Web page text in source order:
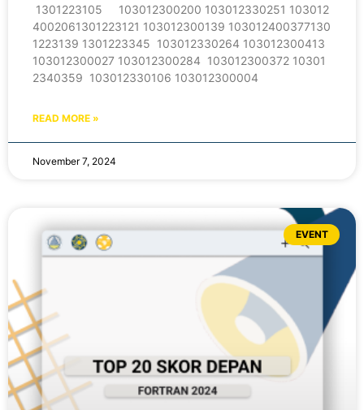
1301223105 103012300200 103012330251 103012
4002061301223121 103012300139 103012400377130
1223139 1301223345 103012330264 103012300413
103012300027 103012300284 103012300372 10301
2340359 103012330106 103012300004
READ MORE »
November 7, 2024
EVENT